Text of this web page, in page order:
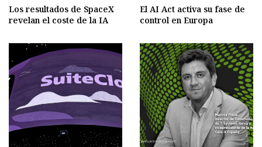
Los resultados de SpaceX
revelan el coste de la IA
El AI Act activa su fase de
control en Europa